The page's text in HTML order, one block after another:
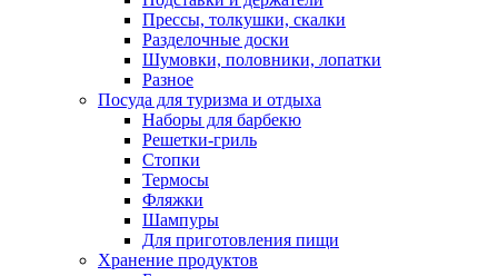
Прессы, толкушки, скалки
Разделочные доски
Шумовки, половники, лопатки
Разное
Посуда для туризма и отдыха
Наборы для барбекю
Решетки-гриль
Стопки
Термосы
Фляжки
Шампуры
Для приготовления пищи
Хранение продуктов